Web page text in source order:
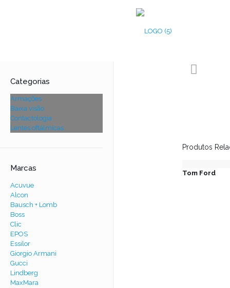
Produtos
Tom Ford
Categorias
Armações
Baixa visão
Contactologia
Lentes oftálmicas
Marcas
Acuvue
Alcon
Bausch + Lomb
Boss
Clic
EPOS
Essilor
Giorgio Armani
Gucci
Lindberg
MaxMara